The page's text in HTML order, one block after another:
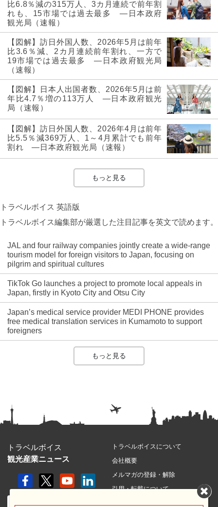
比6.8％減の315万人、3カ月連続で前年割
れも、15市場では過去最多 ―日本政府
観光局（速報）
【図解】訪日外国人数、2026年5月は前年
比3.6％減、2カ月連続前年割れ、一方で
19市場では過去最多 ―日本政府観光局
（速報）
【図解】日本人出国者数、2026年5月は前
年比4.7％増の113万人 ―日本政府観光
局（速報）
【図解】訪日外国人数、2026年4月は前年
比5.5％減369万人、1～4月累計でも前年
割れ ―日本政府観光局（速報）
もっと見る
トラベルボイス 英語版
トラベルボイス編集部が厳選した注目記事を英文で読めます。
JAL and four railway companies jointly create a wide-range
tourism model for foreign visitors to Japan, focusing on
pilgrim and spiritual cultures
TikTok Go launches a project to promote local appeals in
Japan, firstly in Kyoto City and Otsu City
Japan’s medical service provider MEDI PHONE provides
free medical translation services in Kumamoto to support
foreigners
もっと見る
トラベルボイス
観光産業ニュース
トラベルボイスについて
会社概要
メルマガの登録・解除
引用・転載について